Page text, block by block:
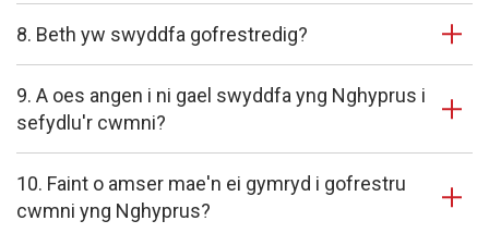
8. Beth yw swyddfa gofrestredig?
9. A oes angen i ni gael swyddfa yng Nghyprus i
sefydlu'r cwmni?
10. Faint o amser mae'n ei gymryd i gofrestru
cwmni yng Nghyprus?